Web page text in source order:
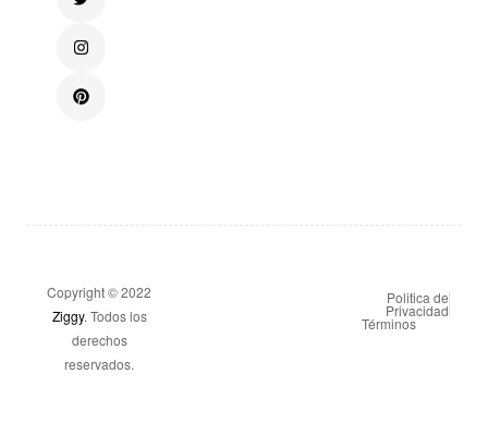
Copyright © 2022
Ziggy. Todos los
derechos
reservados.
Politica de
Privacidad
Términos